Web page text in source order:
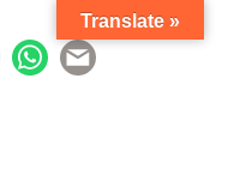
Translate »